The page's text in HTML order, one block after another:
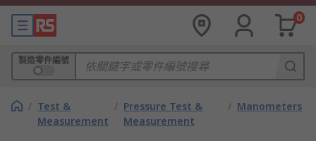
0
製造零件編號
/ Test &
Measurement
/ Pressure Test &
Measurement
/ Manometers